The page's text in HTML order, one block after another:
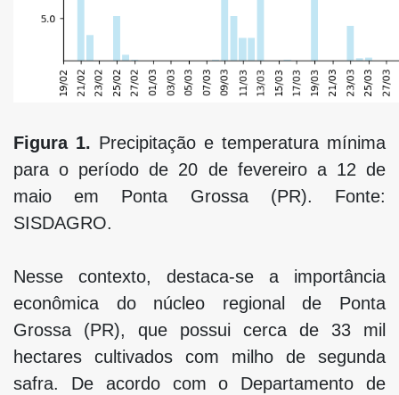
Figura 1. Precipitação e temperatura mínima
para o período de 20 de fevereiro a 12 de
maio em Ponta Grossa (PR). Fonte:
SISDAGRO.
Nesse contexto, destaca-se a importância
econômica do núcleo regional de Ponta
Grossa (PR), que possui cerca de 33 mil
hectares cultivados com milho de segunda
safra. De acordo com o Departamento de